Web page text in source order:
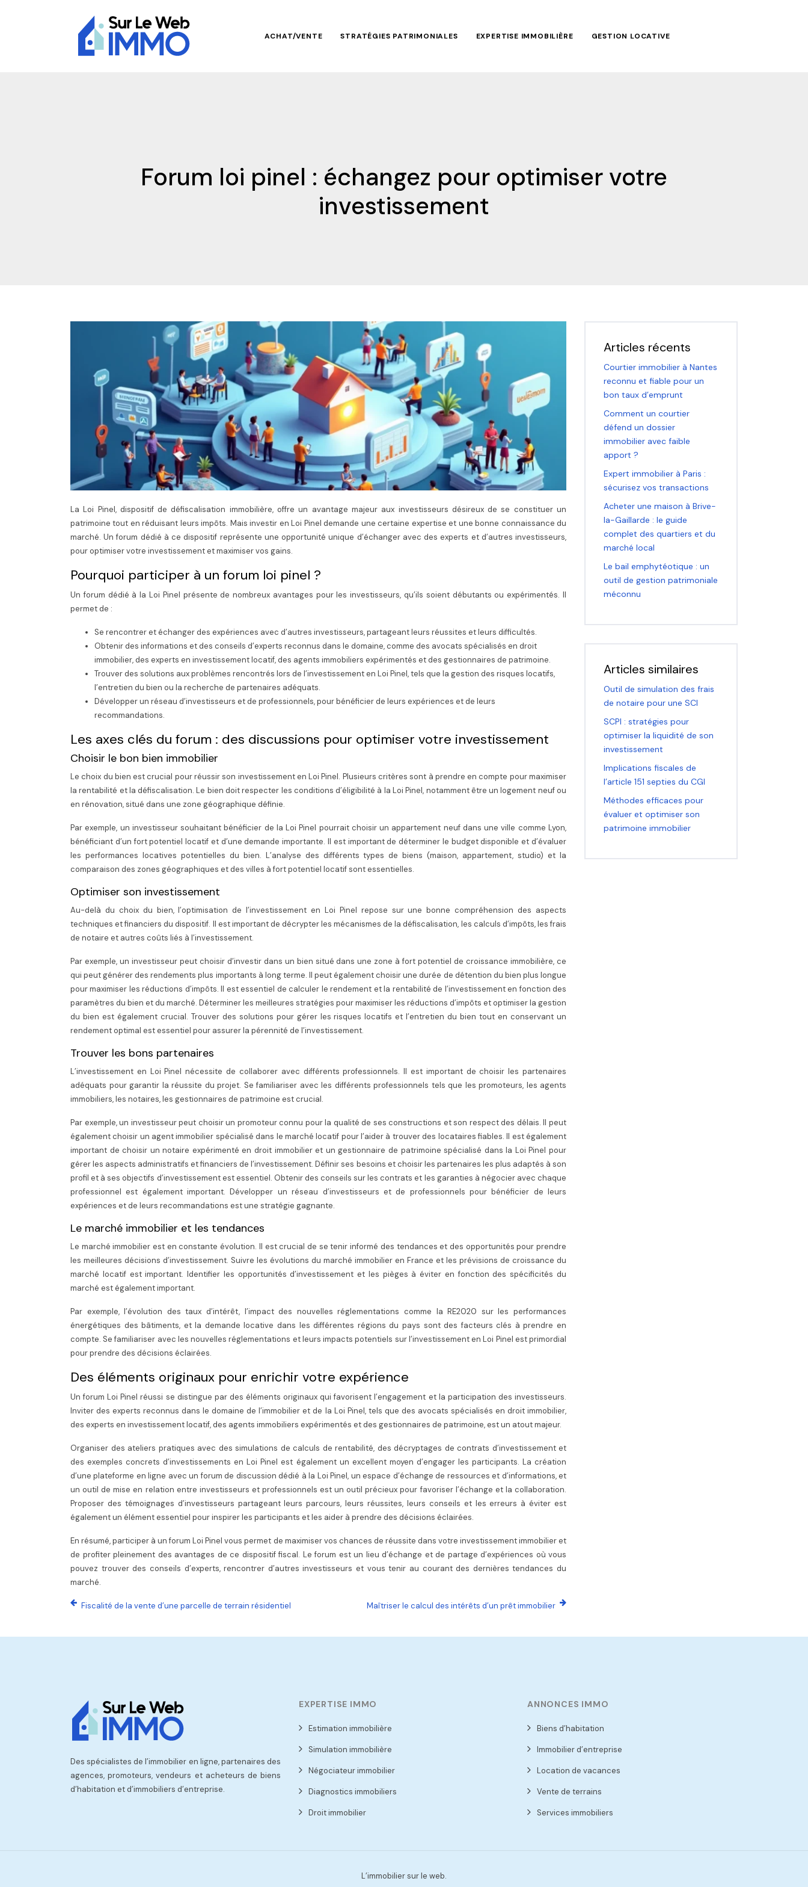
ACHAT/VENTE STRATÉGIES PATRIMONIALES EXPERTISE IMMOBILIÈRE GESTION LOCATIVE
Forum loi pinel : échangez pour optimiser votre
investissement
La Loi Pinel, dispositif de défiscalisation immobilière, offre un avantage majeur aux investisseurs désireux de se constituer un
patrimoine tout en réduisant leurs impôts. Mais investir en Loi Pinel demande une certaine expertise et une bonne connaissance du
marché. Un forum dédié à ce dispositif représente une opportunité unique d’échanger avec des experts et d’autres investisseurs,
pour optimiser votre investissement et maximiser vos gains.
Pourquoi participer à un forum loi pinel ?
Un forum dédié à la Loi Pinel présente de nombreux avantages pour les investisseurs, qu’ils soient débutants ou expérimentés. Il
permet de :
Se rencontrer et échanger des expériences avec d’autres investisseurs, partageant leurs réussites et leurs difficultés.
Obtenir des informations et des conseils d’experts reconnus dans le domaine, comme des avocats spécialisés en droit
immobilier, des experts en investissement locatif, des agents immobiliers expérimentés et des gestionnaires de patrimoine.
Trouver des solutions aux problèmes rencontrés lors de l’investissement en Loi Pinel, tels que la gestion des risques locatifs,
l’entretien du bien ou la recherche de partenaires adéquats.
Développer un réseau d’investisseurs et de professionnels, pour bénéficier de leurs expériences et de leurs
recommandations.
Les axes clés du forum : des discussions pour optimiser votre investissement
Choisir le bon bien immobilier
Le choix du bien est crucial pour réussir son investissement en Loi Pinel. Plusieurs critères sont à prendre en compte pour maximiser
la rentabilité et la défiscalisation. Le bien doit respecter les conditions d’éligibilité à la Loi Pinel, notamment être un logement neuf ou
en rénovation, situé dans une zone géographique définie.
Par exemple, un investisseur souhaitant bénéficier de la Loi Pinel pourrait choisir un appartement neuf dans une ville comme Lyon,
bénéficiant d’un fort potentiel locatif et d’une demande importante. Il est important de déterminer le budget disponible et d’évaluer
les performances locatives potentielles du bien. L’analyse des différents types de biens (maison, appartement, studio) et la
comparaison des zones géographiques et des villes à fort potentiel locatif sont essentielles.
Optimiser son investissement
Au-delà du choix du bien, l’optimisation de l’investissement en Loi Pinel repose sur une bonne compréhension des aspects
techniques et financiers du dispositif. Il est important de décrypter les mécanismes de la défiscalisation, les calculs d’impôts, les frais
de notaire et autres coûts liés à l’investissement.
Par exemple, un investisseur peut choisir d’investir dans un bien situé dans une zone à fort potentiel de croissance immobilière, ce
qui peut générer des rendements plus importants à long terme. Il peut également choisir une durée de détention du bien plus longue
pour maximiser les réductions d’impôts. Il est essentiel de calculer le rendement et la rentabilité de l’investissement en fonction des
paramètres du bien et du marché. Déterminer les meilleures stratégies pour maximiser les réductions d’impôts et optimiser la gestion
du bien est également crucial. Trouver des solutions pour gérer les risques locatifs et l’entretien du bien tout en conservant un
rendement optimal est essentiel pour assurer la pérennité de l’investissement.
Trouver les bons partenaires
L’investissement en Loi Pinel nécessite de collaborer avec différents professionnels. Il est important de choisir les partenaires
adéquats pour garantir la réussite du projet. Se familiariser avec les différents professionnels tels que les promoteurs, les agents
immobiliers, les notaires, les gestionnaires de patrimoine est crucial.
Par exemple, un investisseur peut choisir un promoteur connu pour la qualité de ses constructions et son respect des délais. Il peut
également choisir un agent immobilier spécialisé dans le marché locatif pour l’aider à trouver des locataires fiables. Il est également
important de choisir un notaire expérimenté en droit immobilier et un gestionnaire de patrimoine spécialisé dans la Loi Pinel pour
gérer les aspects administratifs et financiers de l’investissement. Définir ses besoins et choisir les partenaires les plus adaptés à son
profil et à ses objectifs d’investissement est essentiel. Obtenir des conseils sur les contrats et les garanties à négocier avec chaque
professionnel est également important. Développer un réseau d’investisseurs et de professionnels pour bénéficier de leurs
expériences et de leurs recommandations est une stratégie gagnante.
Le marché immobilier et les tendances
Le marché immobilier est en constante évolution. Il est crucial de se tenir informé des tendances et des opportunités pour prendre
les meilleures décisions d’investissement. Suivre les évolutions du marché immobilier en France et les prévisions de croissance du
marché locatif est important. Identifier les opportunités d’investissement et les pièges à éviter en fonction des spécificités du
marché est également important.
Par exemple, l’évolution des taux d’intérêt, l’impact des nouvelles réglementations comme la RE2020 sur les performances
énergétiques des bâtiments, et la demande locative dans les différentes régions du pays sont des facteurs clés à prendre en
compte. Se familiariser avec les nouvelles réglementations et leurs impacts potentiels sur l’investissement en Loi Pinel est primordial
pour prendre des décisions éclairées.
Des éléments originaux pour enrichir votre expérience
Un forum Loi Pinel réussi se distingue par des éléments originaux qui favorisent l’engagement et la participation des investisseurs.
Inviter des experts reconnus dans le domaine de l’immobilier et de la Loi Pinel, tels que des avocats spécialisés en droit immobilier,
des experts en investissement locatif, des agents immobiliers expérimentés et des gestionnaires de patrimoine, est un atout majeur.
Organiser des ateliers pratiques avec des simulations de calculs de rentabilité, des décryptages de contrats d’investissement et
des exemples concrets d’investissements en Loi Pinel est également un excellent moyen d’engager les participants. La création
d’une plateforme en ligne avec un forum de discussion dédié à la Loi Pinel, un espace d’échange de ressources et d’informations, et
un outil de mise en relation entre investisseurs et professionnels est un outil précieux pour favoriser l’échange et la collaboration.
Proposer des témoignages d’investisseurs partageant leurs parcours, leurs réussites, leurs conseils et les erreurs à éviter est
également un élément essentiel pour inspirer les participants et les aider à prendre des décisions éclairées.
En résumé, participer à un forum Loi Pinel vous permet de maximiser vos chances de réussite dans votre investissement immobilier et
de profiter pleinement des avantages de ce dispositif fiscal. Le forum est un lieu d’échange et de partage d’expériences où vous
pouvez trouver des conseils d’experts, rencontrer d’autres investisseurs et vous tenir au courant des dernières tendances du
marché.
Fiscalité de la vente d’une parcelle de terrain résidentiel Maîtriser le calcul des intérêts d’un prêt immobilier
Articles récents
Courtier immobilier à Nantes
reconnu et fiable pour un
bon taux d’emprunt
Comment un courtier
défend un dossier
immobilier avec faible
apport ?
Expert immobilier à Paris :
sécurisez vos transactions
Acheter une maison à Brive-
la-Gaillarde : le guide
complet des quartiers et du
marché local
Le bail emphytéotique : un
outil de gestion patrimoniale
méconnu
Articles similaires
Outil de simulation des frais
de notaire pour une SCI
SCPI : stratégies pour
optimiser la liquidité de son
investissement
Implications fiscales de
l’article 151 septies du CGI
Méthodes efficaces pour
évaluer et optimiser son
patrimoine immobilier
Des spécialistes de l’immobilier en ligne, partenaires des
agences, promoteurs, vendeurs et acheteurs de biens
d’habitation et d’immobiliers d’entreprise.
EXPERTISE IMMO
Estimation immobilière
Simulation immobilière
Négociateur immobilier
Diagnostics immobiliers
Droit immobilier
ANNONCES IMMO
Biens d’habitation
Immobilier d’entreprise
Location de vacances
Vente de terrains
Services immobiliers
L’immobilier sur le web.